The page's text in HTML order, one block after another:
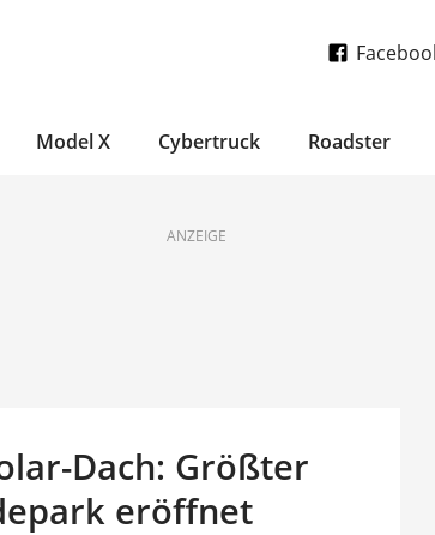
Model X Cybertruck Roadster
ANZEIGE
Dach: Größter
eröffnet